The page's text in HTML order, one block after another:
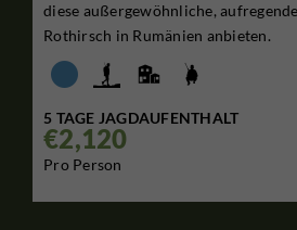
diese außergewöhnliche,
Rothirsch in Rumänien anbieten.
5 TAGE JAGDAUFENTHALT
€2,120
Pro Person